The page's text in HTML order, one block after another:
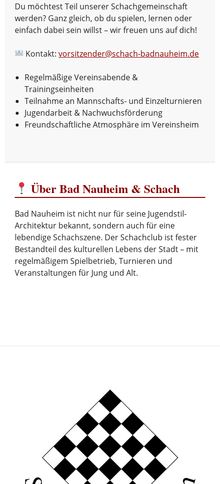
Du möchtest Teil unserer Schachgemeinschaft
werden? Ganz gleich, ob du spielen, lernen oder
einfach dabei sein willst – wir freuen uns auf dich!
Kontakt:vorsitzender@schach-badnauheim.de
Regelmäßige Vereinsabende &
Trainingseinheiten
Teilnahme an Mannschafts- und Einzelturnieren
Jugendarbeit & Nachwuchsförderung
Freundschaftliche Atmosphäre im Vereinsheim
Über Bad Nauheim & Schach
Bad Nauheim ist nicht nur für seine Jugendstil-
Architektur bekannt, sondern auch für eine
lebendige Schachszene. Der Schachclub ist fester
Bestandteil des kulturellen Lebens der Stadt – mit
regelmäßigem Spielbetrieb, Turnieren und
Veranstaltungen für Jung und Alt.